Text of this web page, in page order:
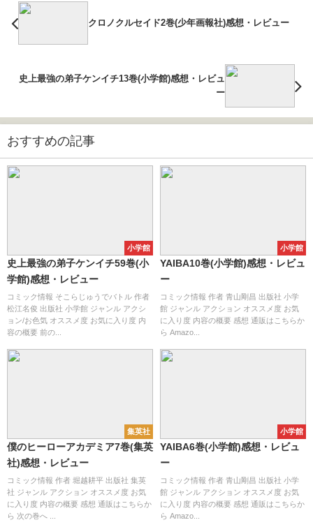
クロノクルセイド2巻(少年画報社)感想・レビュー
史上最強の弟子ケンイチ13巻(小学館)感想・レビュ
ー
おすすめの記事
小学館
史上最強の弟子ケンイチ59巻(小
学館)感想・レビュー
コミック情報 そこらじゅうでバトル 作者
松江名俊 出版社 小学館 ジャンル アクシ
ョン/お色気 オススメ度 お気に入り度 内
容の概要 前の...
小学館
YAIBA10巻(小学館)感想・レビュ
ー
コミック情報 作者 青山剛昌 出版社 小学
館 ジャンル アクション オススメ度 お気
に入り度 内容の概要 感想 通販はこちらか
ら Amazo...
集英社
僕のヒーローアカデミア7巻(集英
社)感想・レビュー
コミック情報 作者 堀越耕平 出版社 集英
社 ジャンル アクション オススメ度 お気
に入り度 内容の概要 感想 通販はこちらか
ら 次の巻へ ...
小学館
YAIBA6巻(小学館)感想・レビュ
ー
コミック情報 作者 青山剛昌 出版社 小学
館 ジャンル アクション オススメ度 お気
に入り度 内容の概要 感想 通販はこちらか
ら Amazo...